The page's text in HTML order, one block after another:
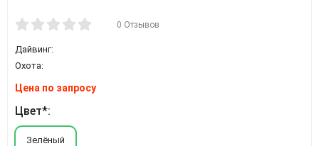
0 Отзывов
Дайвинг:
Охота:
Цена по запросу
Цвет*:
Зелёный